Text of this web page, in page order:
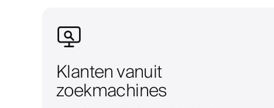
Klanten vanuit
zoekmachines